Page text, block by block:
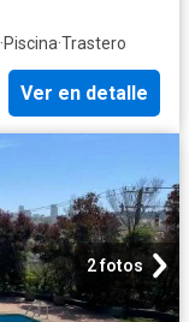
·Piscina·Trastero
Ver en detalle
2 fotos